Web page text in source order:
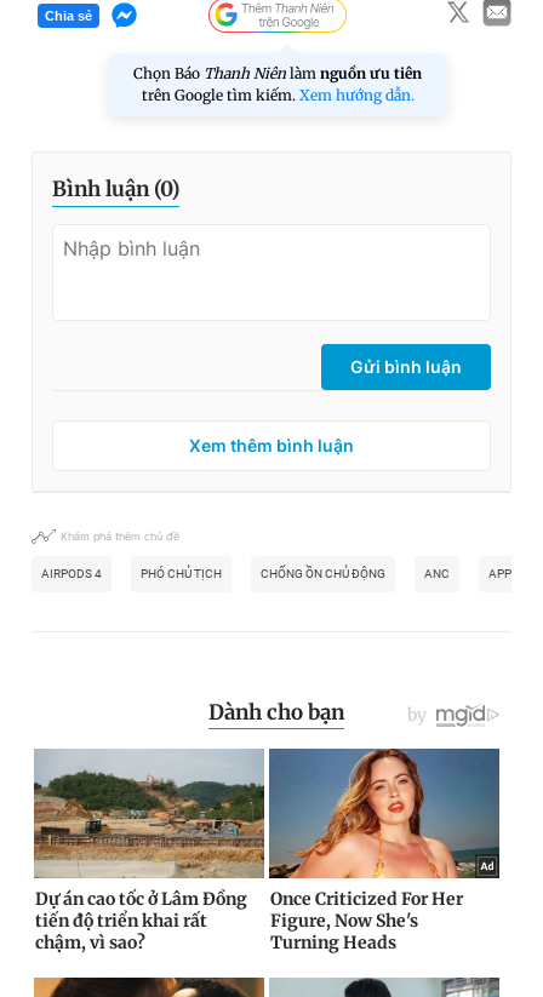
Chia sẻ
Chọn Báo Thanh Niên làm nguồn ưu tiên
trên Google tìm kiếm. Xem hướng dẫn.
Bình luận (0)
Gửi bình luận
Xem thêm bình luận
Khám phá thêm chủ đề
AIRPODS 4 PHÓ CHỦ TỊCH CHỐNG ỒN CHỦ ĐỘNG ANC APPLE